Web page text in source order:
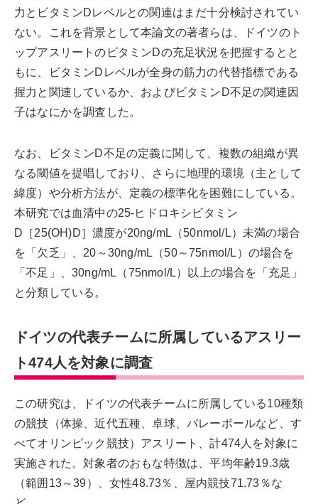
力とビタミンDレベルとの関連はまだ十分検討されてい
ない。これを背景として本論文の著者らは、ドイツのト
ップアスリートのビタミンDの充足状況を把握するとと
もに、ビタミンDレベルが全身の筋力の代替指標である
握力と関連しているか、およびビタミンD不足の関連因
子はなにかを調査した。
なお、ビタミンD不足の定義に関して、複数の組織が異
なる閾値を提唱しており、さらに地理的環境（主として
緯度）や分析方法が、定義の標準化を困難にしている。
本研究では血清中の25-ヒドロキシビタミン
D［25(OH)D］濃度が20ng/mL（50nmol/L）未満の場合
を「欠乏」、20～30ng/mL（50～75nmol/L）の場合を
「不足」、30ng/mL（75nmol/L）以上の場合を「充足」
と分類している。
ドイツの代表チームに所属しているアスリー
ト474人を対象に調査
この研究は、ドイツの代表チームに所属している10種類
の競技（体操、近代五種、卓球、バレーボールなど、す
べてオリンピック競技）アスリート、計474人を対象に
実施された。対象者のおもな特徴は、平均年齢19.3歳
（範囲13～39）、女性48.73％、屋内競技71.73％な